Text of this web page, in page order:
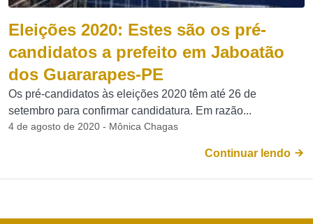
Eleições 2020: Estes são os pré-
candidatos a prefeito em Jaboatão
dos Guararapes-PE
Os pré-candidatos às eleições 2020 têm até 26 de
setembro para confirmar candidatura. Em razão...
4 de agosto de 2020 - Mônica Chagas
Continuar lendo